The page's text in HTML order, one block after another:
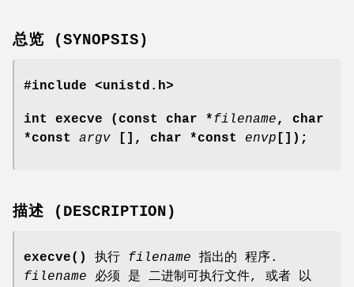
总览 (SYNOPSIS)
#include <unistd.h>
int execve (const char *filename, char
*const argv [], char *const envp []);
描述 (DESCRIPTION)
execve() 执行 filename 指出的 程序.
filename 必须 是 二进制可执行文件, 或者 以